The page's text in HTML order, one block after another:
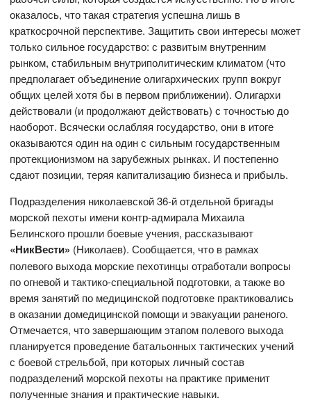
оказалось, что такая стратегия успешна лишь в
краткосрочной перспективе. Защитить свои интересы может
только сильное государство: с развитым внутренним
рынком, стабильным внутриполитическим климатом (что
предполагает объединение олигархических групп вокруг
общих целей хотя бы в первом приближении). Олигархи
действовали (и продолжают действовать) с точностью до
наоборот. Всячески ослабляя государство, они в итоге
оказываются один на один с сильным государственным
протекционизмом на зарубежных рынках. И постепенно
сдают позиции, теряя капитализацию бизнеса и прибыль.
Подразделения николаевской 36-й отдельной бригады
морской пехоты имени контр-адмирала Михаила
Белинского прошли боевые учения, рассказывают
«НикВести» (Николаев). Сообщается, что в рамках
полевого выхода морские пехотинцы отработали вопросы
по огневой и тактико-специальной подготовки, а также во
время занятий по медицинской подготовке практиковались
в оказании домедицинской помощи и эвакуации раненого.
Отмечается, что завершающим этапом полевого выхода
планируется проведение батальонных тактических учений
с боевой стрельбой, при которых личный состав
подразделений морской пехоты на практике применит
полученные знания и практические навыки.